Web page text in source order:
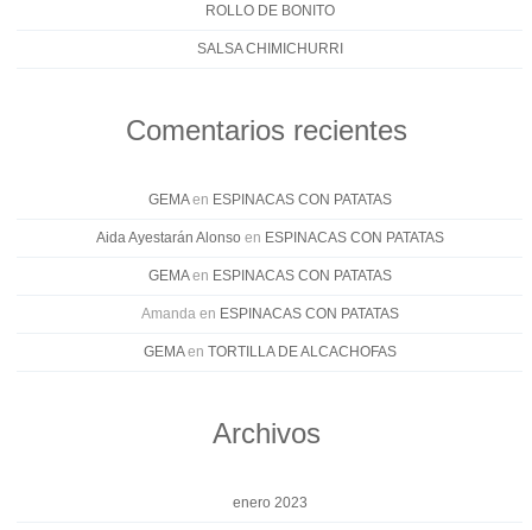
ROLLO DE BONITO
SALSA CHIMICHURRI
Comentarios recientes
GEMAen ESPINACAS CON PATATAS
Aida Ayestarán Alonso en ESPINACAS CON PATATAS
GEMAen ESPINACAS CON PATATAS
Amandaen ESPINACAS CON PATATAS
GEMAen TORTILLA DE ALCACHOFAS
Archivos
enero 2023